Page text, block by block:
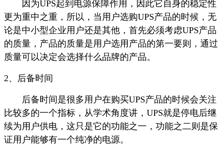
因为UPS起到电源保障作用，因此它自身的稳定性
更为重中之重，所以，当用户选购UPS产品的时候，无
论是中小型企业用户还是其他，首先必须考虑UPS产品
的质量，产品的质量是用户选用产品的第一要则，通过
质量可以决定会选择什么品牌的产品。
2、后备时间
后备时间是很多用户在购买UPS产品的时候会关注
比较多的一个指标，从学术角度讲，UPS就是停电后继
续为用户供电，这只是它的功能之一，功能之二则是保
证用户能够有一个纯净的电源。